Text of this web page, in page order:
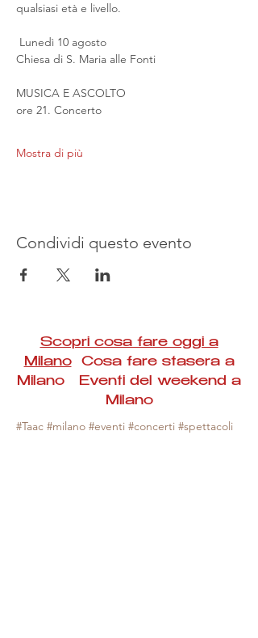
qualsiasi età e livello.
Lunedì 10 agosto
Chiesa di S. Maria alle Fonti
MUSICA E ASCOLTO
ore 21. Concerto
Mostra di più
Condividi questo evento
Scopri cosa fare oggi a
MilanoCosa fare stasera a
Milano Eventi del weekend a
Milano
#Taac #milano #eventi #concerti #spettacoli